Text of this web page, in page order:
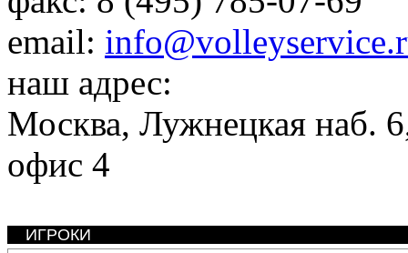
email:
наш адрес:
Москва, Лужнецкая наб.
офис 4
ИГРОКИ